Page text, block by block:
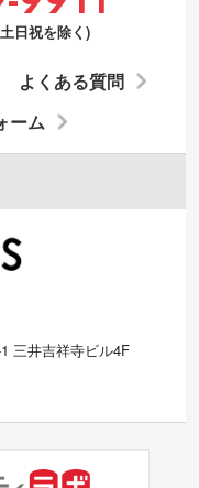
日祝を除く)
ーム
よくある質問
三井吉祥寺ビル4F